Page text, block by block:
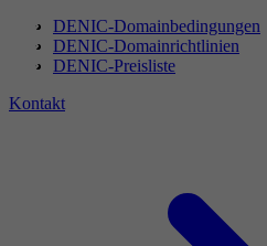
DENIC-Domainbedingungen
DENIC-Domainrichtlinien
DENIC-Preisliste
Kontakt